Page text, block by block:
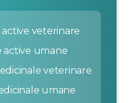
active veterinare
active umane
veterinare
umane